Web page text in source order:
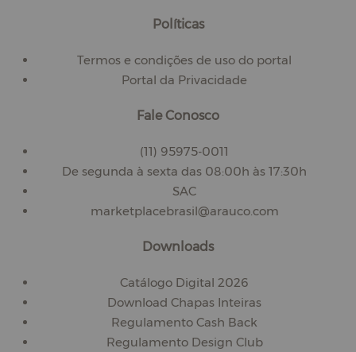
Políticas
Termos e condições de uso do portal
Portal da Privacidade
Fale Conosco
(11) 95975-0011
De segunda à sexta das 08:00h às 17:30h
SAC
marketplacebrasil@arauco.com
Downloads
Catálogo Digital 2026
Download Chapas Inteiras
Regulamento Cash Back
Regulamento Design Club